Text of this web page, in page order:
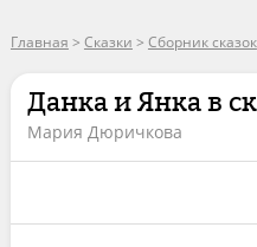
Главная > Сказки > Сборник сказок
Данка и Янка в
Мария Дюричкова